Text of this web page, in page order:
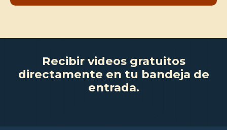
Recibir videos gratuitos
directamente en tu bandeja de
entrada.